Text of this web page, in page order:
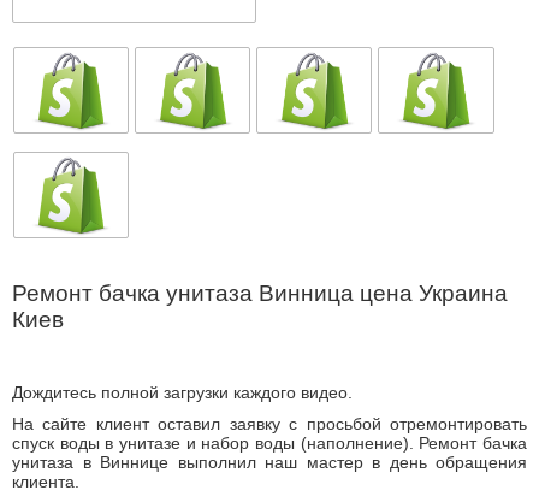
Ремонт бачка унитаза Винница цена Украина
Киев
Дождитесь полной загрузки каждого видео.
На сайте клиент оставил заявку с просьбой отремонтировать
спуск воды в унитазе и набор воды (наполнение). Ремонт бачка
унитаза в Виннице выполнил наш мастер в день обращения
клиента.